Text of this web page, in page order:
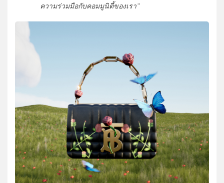
ความร่วมมือกับคอมมูนิตี้ของเรา”